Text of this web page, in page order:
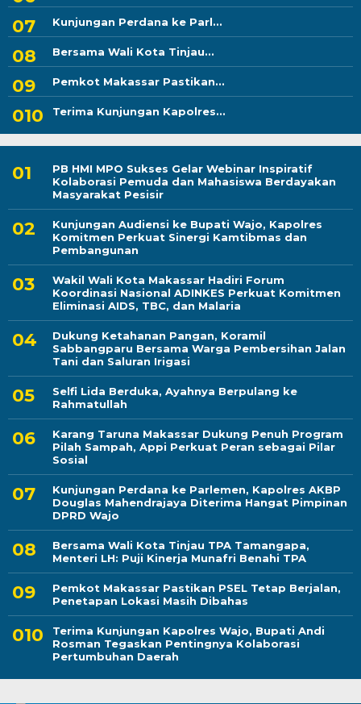
Kunjungan Perdana ke Parl...
Bersama Wali Kota Tinjau...
Pemkot Makassar Pastikan...
Terima Kunjungan Kapolres...
PB HMI MPO Sukses Gelar Webinar Inspiratif
Kolaborasi Pemuda dan Mahasiswa Berdayakan
Masyarakat Pesisir
Kunjungan Audiensi ke Bupati Wajo, Kapolres
Komitmen Perkuat Sinergi Kamtibmas dan
Pembangunan
Wakil Wali Kota Makassar Hadiri Forum
Koordinasi Nasional ADINKES Perkuat Komitmen
Eliminasi AIDS, TBC, dan Malaria
Dukung Ketahanan Pangan, Koramil
Sabbangparu Bersama Warga Pembersihan Jalan
Tani dan Saluran Irigasi
Selfi Lida Berduka, Ayahnya Berpulang ke
Rahmatullah
Karang Taruna Makassar Dukung Penuh Program
Pilah Sampah, Appi Perkuat Peran sebagai Pilar
Sosial
Kunjungan Perdana ke Parlemen, Kapolres AKBP
Douglas Mahendrajaya Diterima Hangat Pimpinan
DPRD Wajo
Bersama Wali Kota Tinjau TPA Tamangapa,
Menteri LH: Puji Kinerja Munafri Benahi TPA
Pemkot Makassar Pastikan PSEL Tetap Berjalan,
Penetapan Lokasi Masih Dibahas
Terima Kunjungan Kapolres Wajo, Bupati Andi
Rosman Tegaskan Pentingnya Kolaborasi
Pertumbuhan Daerah